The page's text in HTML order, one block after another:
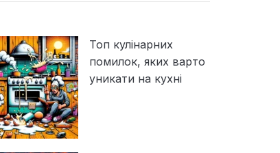
Топ кулінарних
помилок, яких варто
уникати на кухні